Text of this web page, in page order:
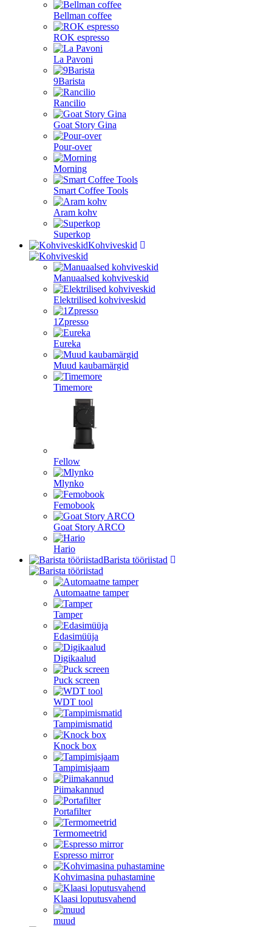
Bellman coffee
ROK espresso
La Pavoni
9Barista
Rancilio
Goat Story Gina
Pour-over
Morning
Smart Coffee Tools
Aram kohv
Superkop
Kohviveskid
Manuaalsed kohviveskid
Elektrilised kohviveskid
1Zpresso
Eureka
Muud kaubamärgid
Timemore
Fellow
Mlynko
Femobook
Goat Story ARCO
Hario
Barista tööriistad
Automaatne tamper
Tamper
Edasimüüja
Digikaalud
Puck screen
WDT tool
Tampimismatid
Knock box
Tampimisjaam
Piimakannud
Portafilter
Termomeetrid
Espresso mirror
Kohvimasina puhastamine
Klaasi loputusvahend
muud